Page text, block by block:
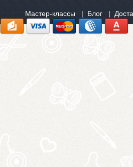
Мастер-классы Блог